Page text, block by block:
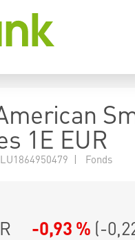
1E EUR
| Fonds
-0,93 % (-